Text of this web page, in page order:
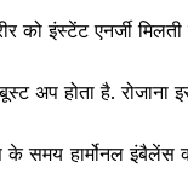
को इंस्टेंट एनर्जी
अप होता है. रोजाना
के समय हार्मोनल